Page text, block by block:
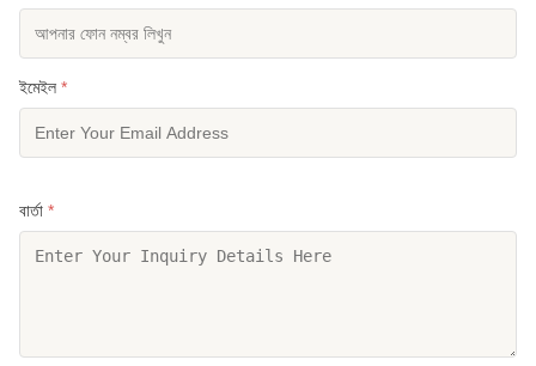
ইমেইল *
বার্তা *